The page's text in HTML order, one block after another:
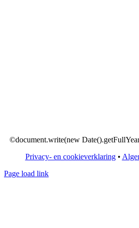
©document.write(new
Privacy- en cookieverklaring•
Page load link